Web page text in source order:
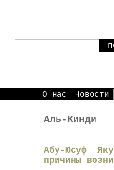
О нас Новости
Аль-Кинди
Абу-Юсуф
причины